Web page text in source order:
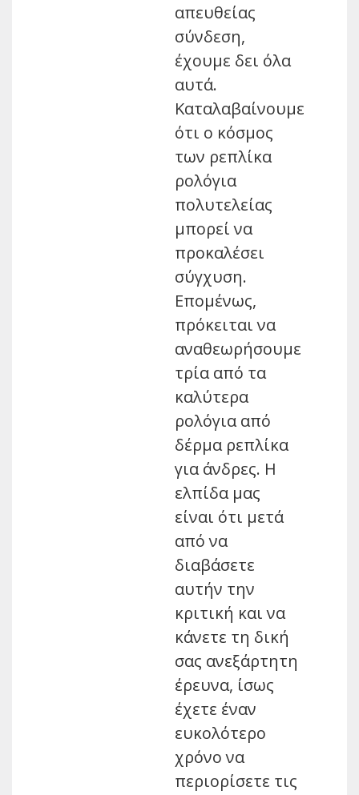
απευθείας
σύνδεση,
έχουμε δει όλα
αυτά.
Καταλαβαίνουμε
ότι ο κόσμος
των ρεπλίκα
ρολόγια
πολυτελείας
μπορεί να
προκαλέσει
σύγχυση.
Επομένως,
πρόκειται να
αναθεωρήσουμε
τρία από τα
καλύτερα
ρολόγια από
δέρμα ρεπλίκα
για άνδρες. Η
ελπίδα μας
είναι ότι μετά
από να
διαβάσετε
αυτήν την
κριτική και να
κάνετε τη δική
σας ανεξάρτητη
έρευνα, ίσως
έχετε έναν
ευκολότερο
χρόνο να
περιορίσετε τις